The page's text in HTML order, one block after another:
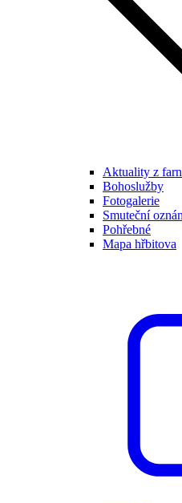
Aktuality z
Bohoslužby
Fotogalerie
Smuteční
Pohřebné
Mapa hřbitova